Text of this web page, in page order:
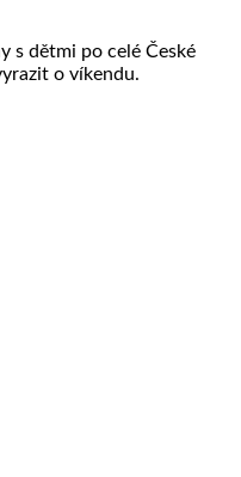
s dětmi po celé České
o víkendu.